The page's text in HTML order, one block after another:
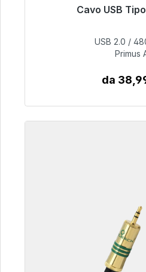
Cavo USB
Pronto per la
76,99
USB 2.0 /
Primus
da